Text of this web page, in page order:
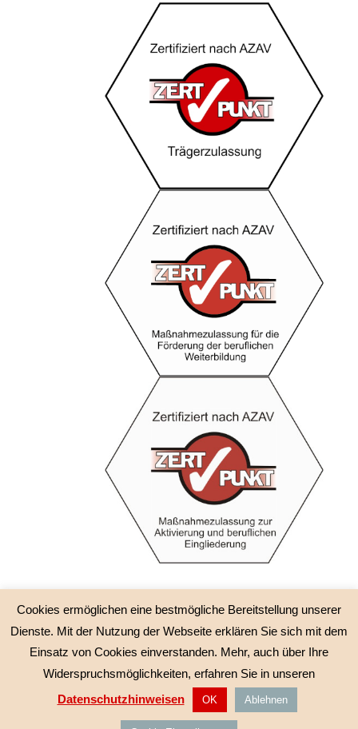
IEKOHSA Bildung
Cookies ermöglichen eine bestmögliche Bereitstellung unserer
Dienste. Mit der Nutzung der Webseite erklären Sie sich mit dem
Einsatz von Cookies einverstanden. Mehr, auch über Ihre
Widerspruchsmöglichkeiten, erfahren Sie in unseren
Datenschutzhinweisen
OK Ablehnen